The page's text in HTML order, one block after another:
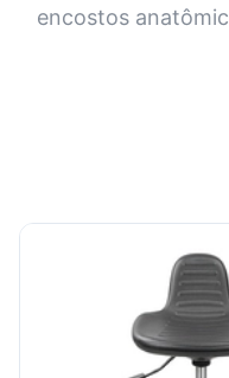
encostos